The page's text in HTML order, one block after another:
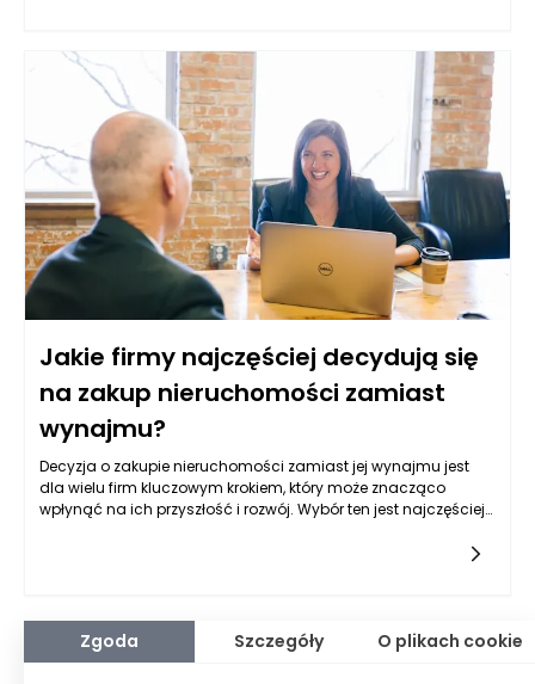
zakupowe. Konfigurator mebli w sklepie meblowym online
znacznie poprawia doświadczenia użytkowników, co na ogół
przekłada się na zwiększenie konwersji, jednak aby dokładniej
zrozumieć ten związek, warto przyjrzeć się bliżej
funkcjonalności konfiguratorów oraz ich wpływowi na
zakupowe zachowania klientów.
Jakie firmy najczęściej decydują się
na zakup nieruchomości zamiast
wynajmu?
Decyzja o zakupie nieruchomości zamiast jej wynajmu jest
dla wielu firm kluczowym krokiem, który może znacząco
wpłynąć na ich przyszłość i rozwój. Wybór ten jest najczęściej
Zgoda Szczegóły O plikach cookie